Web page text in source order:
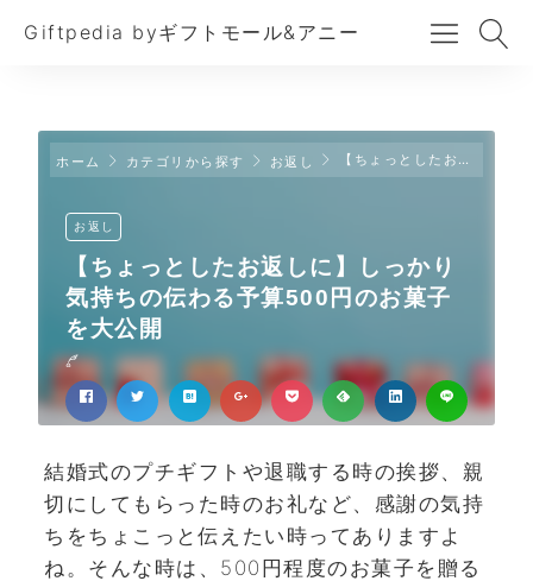
Giftpedia byギフトモール&アニー
ホーム カテゴリから探す お返し 【ちょっとしたお返しに】しっかり気持ちの伝わる予算500円のお菓子を大公開
お返し
【ちょっとしたお返しに】しっかり
気持ちの伝わる予算500円のお菓子
を大公開
結婚式のプチギフトや退職する時の挨拶、親
切にしてもらった時のお礼など、感謝の気持
ちをちょこっと伝えたい時ってありますよ
ね。そんな時は、500円程度のお菓子を贈る